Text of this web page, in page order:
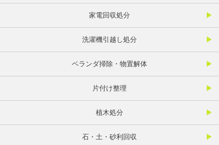
家電回収処分
洗濯機引越し処分
ベランダ掃除・物置解体
片付け整理
植木処分
石・土・砂利回収